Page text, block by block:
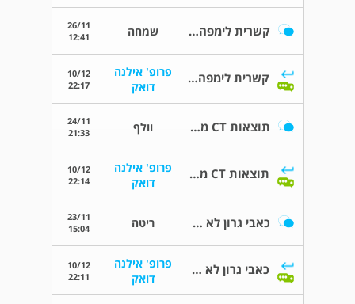
קשרית לימפה גדולה שמחה
26/11
12:41
קשרית לימפה גדולה
פרופ' אילנה
דואק
10/12
22:17
תוצאות CT מוח ואוזניים וולף
24/11
21:33
תוצאות CT מוח ואוזניים
פרופ' אילנה
דואק
10/12
22:14
כאבי גרון לא שיגרתיים ריטה
23/11
15:04
כאבי גרון לא שיגרתיים
פרופ' אילנה
דואק
10/12
22:11